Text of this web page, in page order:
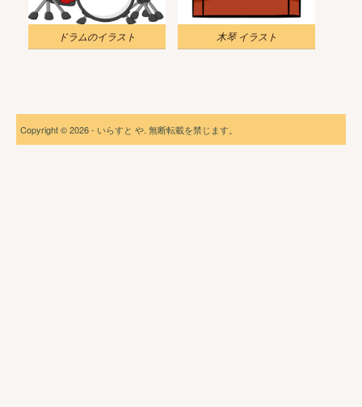
ドラムのイラスト 木琴 イラスト
Copyright © 2026 - いらすと や. 無断転載を禁じます。